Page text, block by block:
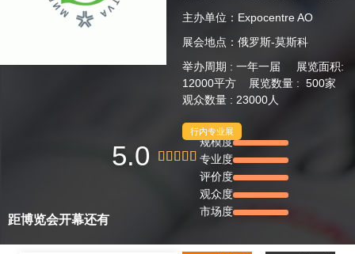
主办单位：Expocentre AO
展会地点：俄罗斯-莫斯科
举办周期 : 一年一届 展览面积:
12000平方 展览数量 : 500家
观众数量 : 23000人
行内专业展
5.0     
规模度
专业度
评价度
观众度
市场度
距博览会开幕还有